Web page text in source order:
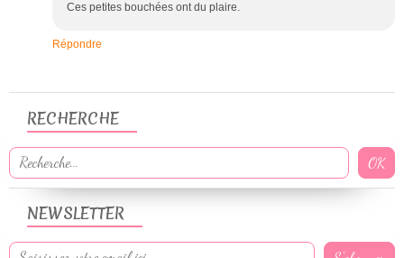
Ces petites bouchées ont du plaire.
Répondre
NEWSLETTER
RECHERCHE